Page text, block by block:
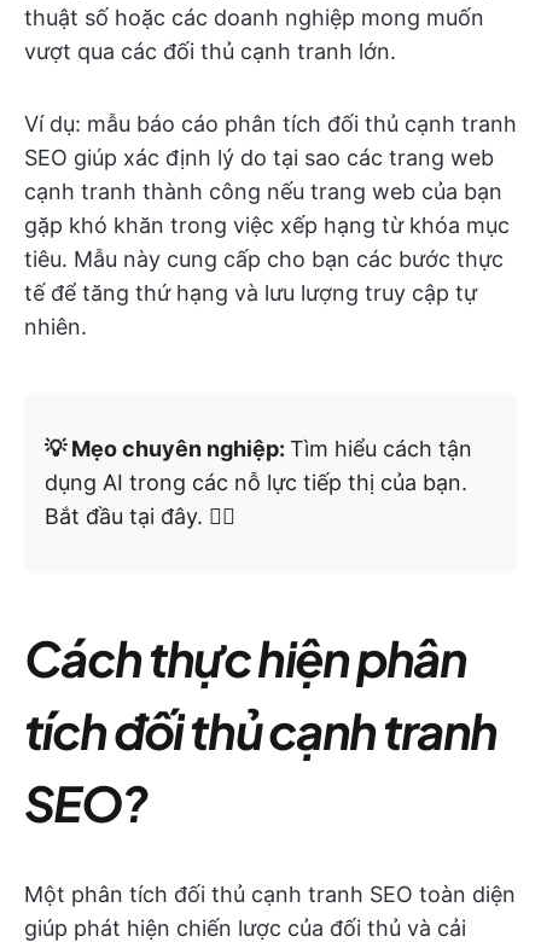
thuật số hoặc các doanh nghiệp mong muốn
vượt qua các đối thủ cạnh tranh lớn.
Ví dụ: mẫu báo cáo phân tích đối thủ cạnh tranh
SEO giúp xác định lý do tại sao các trang web
cạnh tranh thành công nếu trang web của bạn
gặp khó khăn trong việc xếp hạng từ khóa mục
tiêu. Mẫu này cung cấp cho bạn các bước thực
tế để tăng thứ hạng và lưu lượng truy cập tự
nhiên.
💡 Mẹo chuyên nghiệp: Tìm hiểu cách tận
dụng AI trong các nỗ lực tiếp thị của bạn.
Bắt đầu tại đây. 👇🏼
Cách thực hiện phân
tích đối thủ cạnh tranh
SEO?
Một phân tích đối thủ cạnh tranh SEO toàn diện
giúp phát hiện chiến lược của đối thủ và cải